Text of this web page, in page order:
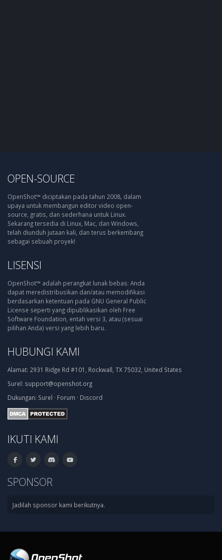
OPEN-SOURCE
OpenShot™ diciptakan pada tahun 2008, dalam
upaya untuk membangun editor video open-
source, gratis, dan sederhana untuk Linux.
Sekarang tersedia di Linux, Mac, dan Windows,
telah diunduh jutaan kali, dan terus berkembang
sebagai sebuah proyek!
LISENSI
OpenShot™ adalah perangkat lunak bebas: Anda
dapat meredistribusikan dan/atau memodifikasi
berdasarkan ketentuan pada GNU General Public
License seperti yang dipublikasikan oleh Free
Software Foundation, entah versi 3, atau (sesuai
pilihan Anda) versi yang lebih baru.
HUBUNGI KAMI
Alamat: 2931 Ridge Rd #101, Rockwall, TX 75032, United States
Surel: support@openshot.org
Dukungan: Surel · Forum · Discord
IKUTI KAMI
SPONSOR
Jadilah sponsor kami berikutnya.